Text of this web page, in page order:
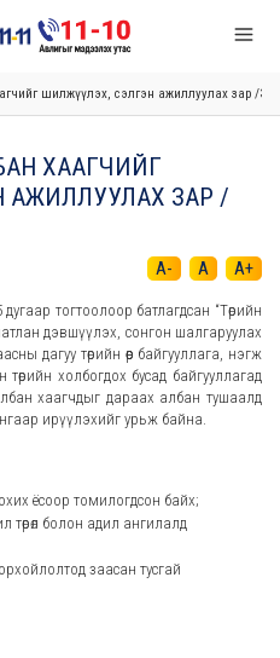
шилжүүлэх, сэлгэн ажиллуулах зар /
ХААГЧИЙГ
ЗАР /
A- A A+
тогтоолоор батлагдсан “Төрийн
дэвшүүлэх, сонгон шалгаруулах
дагуу төрийн өөр байгууллага, нэгж
холбогдох бусад байгууллагад
хаагчдыг дараах албан тушаалд
ирүүлэхийг урьж байна.
ёсоор томилогдсон байх;
төрөл болон адил ангилалд
заасан тусгай